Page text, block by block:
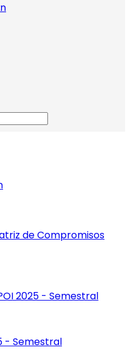
de Compromisos
2025 - Semestral
- Semestral